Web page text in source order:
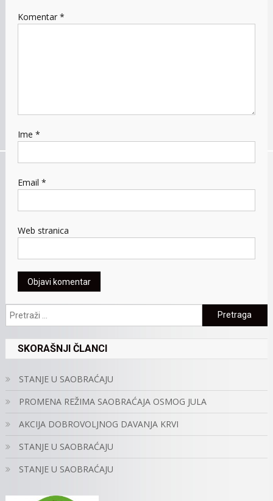
Komentar *
Ime *
Email *
Web stranica
Pretraga:
SKORAŠNJI ČLANCI
STANJE U SAOBRAĆAJU
PROMENA REŽIMA SAOBRAĆAJA OSMOG JULA
AKCIJA DOBROVOLJNOG DAVANJA KRVI
STANJE U SAOBRAĆAJU
STANJE U SAOBRAĆAJU